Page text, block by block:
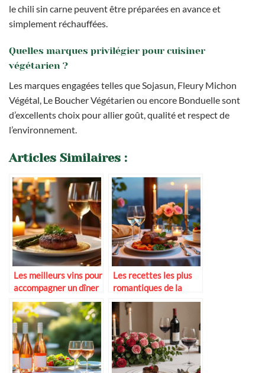
le chili sin carne peuvent être préparées en avance et
simplement réchauffées.
Quelles marques privilégier pour cuisiner
végétarien ?
Les marques engagées telles que Sojasun, Fleury Michon
Végétal, Le Boucher Végétarien ou encore Bonduelle sont
d’excellents choix pour allier goût, qualité et respect de
l’environnement.
Articles Similaires :
Les meilleurs vins pour
accompagner un dîner
romantique
Les recettes les plus
romantiques de la
cuisine française